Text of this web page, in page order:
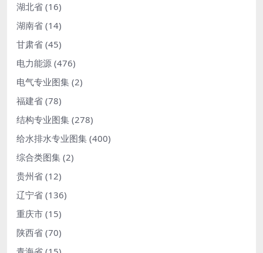
湖北省 (16)
湖南省 (14)
甘肃省 (45)
电力能源 (476)
电气专业图集 (2)
福建省 (78)
结构专业图集 (278)
给水排水专业图集 (400)
综合类图集 (2)
贵州省 (12)
辽宁省 (136)
重庆市 (15)
陕西省 (70)